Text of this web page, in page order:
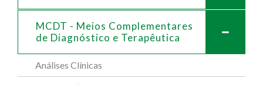
MCDT - Meios Complementares
de Diagnóstico e Terapêutica
Análises Clínicas